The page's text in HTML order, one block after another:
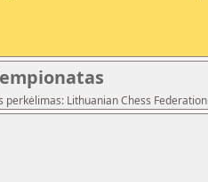
Lithuanian Chess Federation